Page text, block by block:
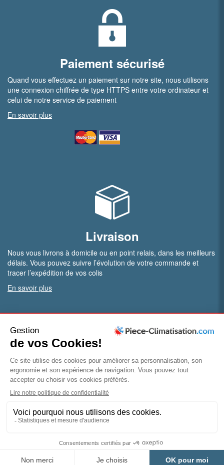
Paiement sécurisé
Quand vous effectuez un paiement sur notre site, nous utilisons
une connexion chiffrée de type HTTPS entre votre ordinateur et
celui de notre service de paiement
En savoir plus
Livraison
Nous vous livrons à domicile ou en point relais, dans les meilleurs
délais. Vous pouvez suivre l’évolution de votre commande et
tracer l’expédition de vos colis
En savoir plus
Vous êtes professionnel ?
Bénéficiez de conditions particulières en ouvrant un compte
pro
Mentions légales|Conditions
générales de vente| Politique de confidentialité